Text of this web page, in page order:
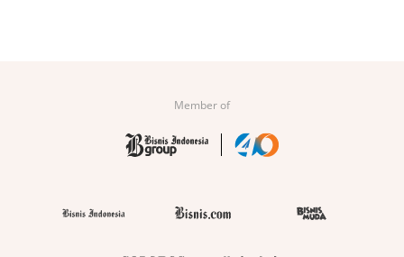
Member of